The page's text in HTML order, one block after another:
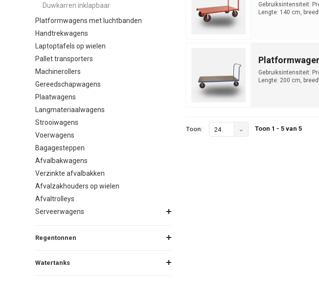
Duwkarren inklapbaar
Platformwagens met luchtbanden
Handtrekwagens
Laptoptafels op wielen
Pallet transporters
Machinerollers
Gereedschapwagens
Plaatwagens
Langmateriaalwagens
Strooiwagens
Voerwagens
Bagagesteppen
Afvalbakwagens
Verzinkte afvalbakken
Afvalzakhouders op wielen
Afvaltrolleys
Serveerwagens
Regentonnen
Watertanks
Gebruiksintensiteit:
Lengte: 140 cm,
Gebruiksintensiteit:
Lengte: 200 cm,
Toon: 24 Toon 1 - 5 van 5